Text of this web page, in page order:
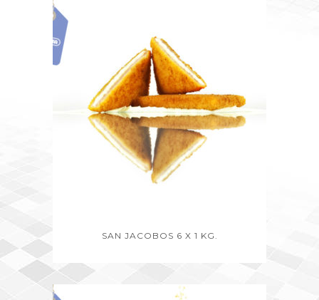
SAN JACOBOS 6 X 1 KG.